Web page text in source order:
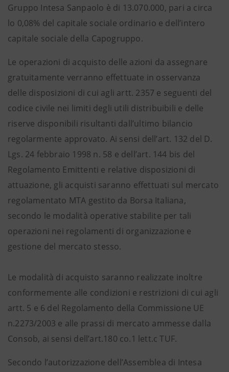
Gruppo Intesa Sanpaolo è di 13.070.000, pari a circa
lo 0,08% del capitale sociale ordinario e dell’intero
capitale sociale della Capogruppo.
Le operazioni di acquisto delle azioni da assegnare
gratuitamente verranno effettuate in osservanza
delle disposizioni di cui agli artt. 2357 e seguenti del
codice civile nei limiti degli utili distribuibili e delle
riserve disponibili risultanti dall’ultimo bilancio
regolarmente approvato. Ai sensi dell’art. 132 del D.
Lgs. 24 febbraio 1998 n. 58 e dell’art. 144 bis del
Regolamento Emittenti e relative disposizioni di
attuazione, gli acquisti saranno effettuati sul mercato
regolamentato MTA gestito da Borsa Italiana,
secondo le modalità operative stabilite per tali
operazioni nei regolamenti di organizzazione e
gestione del mercato stesso.
Le modalità di acquisto saranno realizzate inoltre
conformemente alle condizioni e restrizioni di cui agli
artt. 5 e 6 del Regolamento della Commissione UE
n.2273/2003 e alle prassi di mercato ammesse dalla
Consob, ai sensi dell’art.180 co.1 lett.c TUF.
Secondo l’autorizzazione dell’Assemblea di Intesa